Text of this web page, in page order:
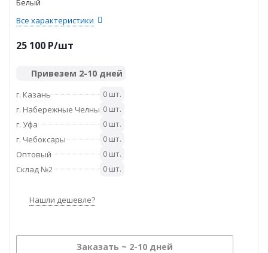
Белый
Все характеристики
25 100 P/шт
Привезем 2-10 дней
г. Казань
0 шт.
г. Набережные Челны 0 шт.
г. Уфа
0 шт.
г. Чебоксары
0 шт.
Оптовый
0 шт.
Склад №2
0 шт.
Нашли дешевле?
Заказать ~ 2-10 дней